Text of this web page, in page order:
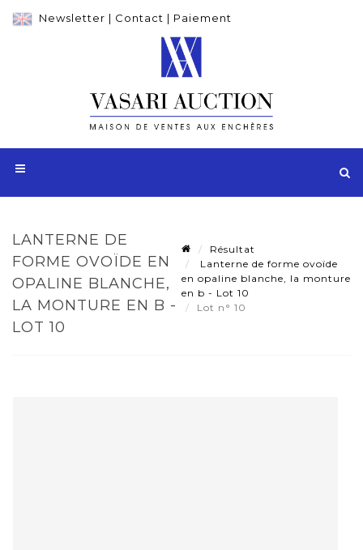
Newsletter | Contact | Paiement
LANTERNE DE
FORME OVOÏDE EN
OPALINE BLANCHE,
LA MONTURE EN B -
LOT 10
Résultat
Lanterne de forme ovoïde
en opaline blanche, la monture
en b - Lot 10
Lot n° 10